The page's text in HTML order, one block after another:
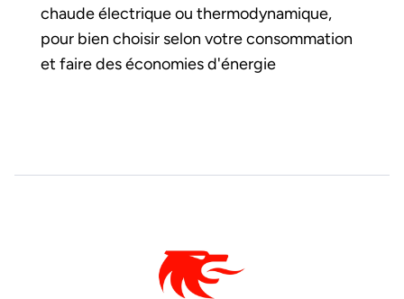
chaude électrique ou thermodynamique,
pour bien choisir selon votre consommation
et faire des économies d'énergie